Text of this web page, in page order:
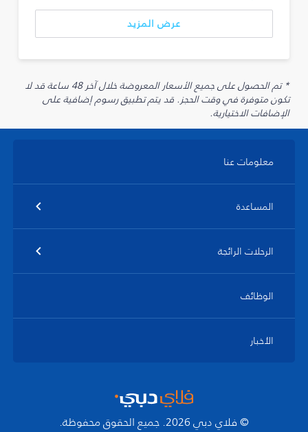
عرض المزيد
* تم الحصول على جميع الأسعار المعروضة خلال آخر 48 ساعة قد لا
تكون متوفرة في وقت الحجز. قد يتم تطبيق رسوم إضافية على
الإضافات الاختيارية.
معلومات عنا
المساعدة
الرحلات الرائجة
الوظائف
الأخبار
© فلاي دبي 2026. جميع الحقوق محفوظة.